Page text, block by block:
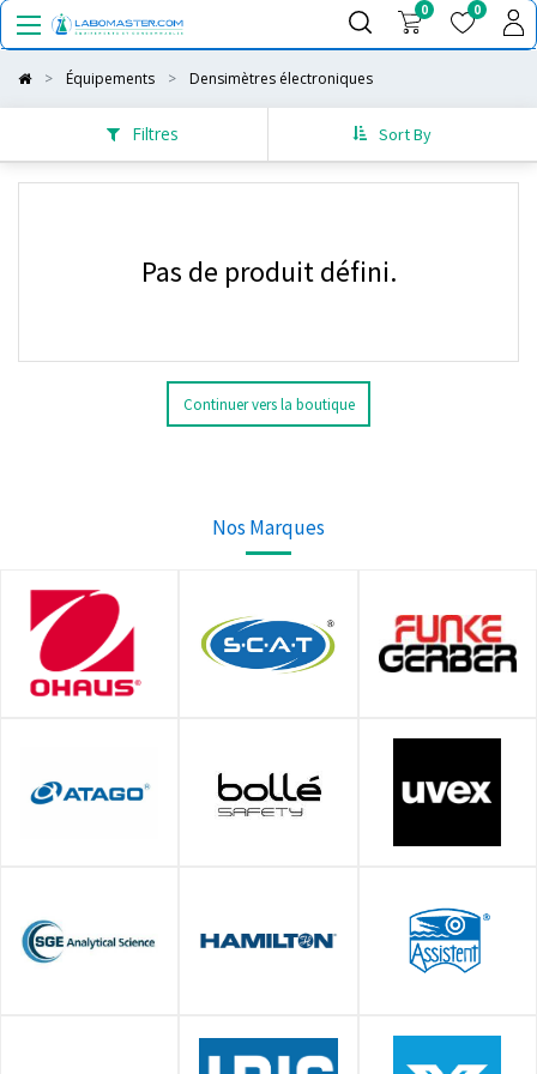
0 0
Équipements Densimètres électroniques
Filtres Sort By
Pas de produit défini.
Continuer vers la boutique
Nos Marques